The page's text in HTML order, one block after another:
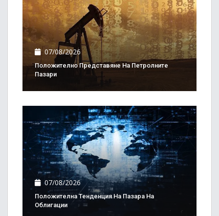
07/08/2026
Положително Представяне На Петролните
Пазари
07/08/2026
Положителна Тенденция На Пазара На
Облигации